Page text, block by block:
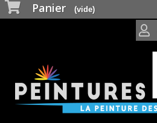
Panier (vide)